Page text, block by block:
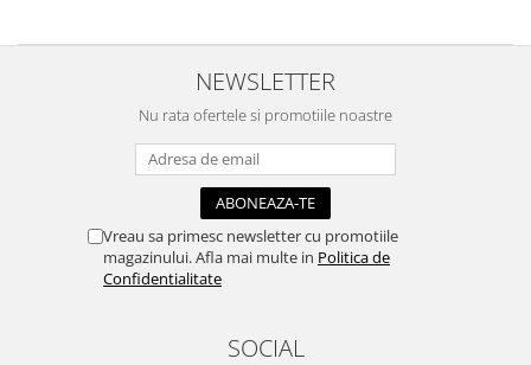
NEWSLETTER
Nu rata ofertele si promotiile noastre
Vreau sa primesc newsletter cu promotiile
magazinului. Afla mai multe in Politica de
Confidentialitate
SOCIAL